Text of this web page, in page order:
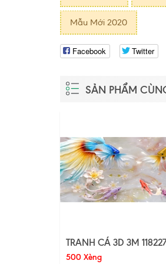
Mẫu Mới 2020
Facebook Twitter
SẢN PHẨM
TRANH CÁ 3D 3M
500 Xèng